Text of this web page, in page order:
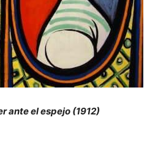
ante el espejo (1912)